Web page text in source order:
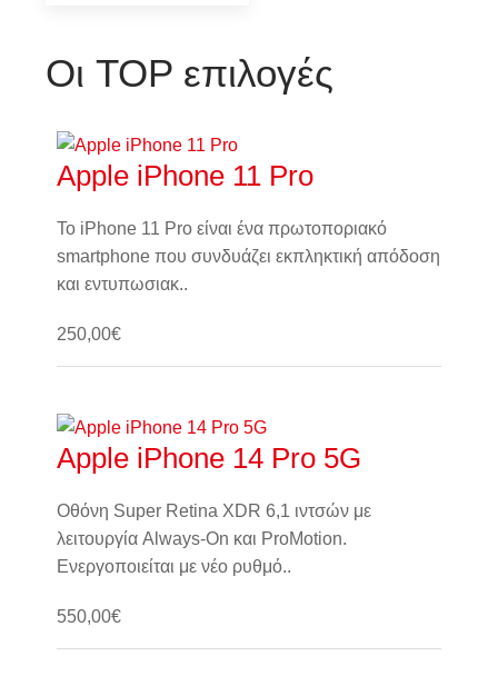
Οι TOP επιλογές
Apple iPhone 11 Pro
Το iPhone 11 Pro είναι ένα πρωτοποριακό
smartphone που συνδυάζει εκπληκτική απόδοση
και εντυπωσιακ..
250,00€
Apple iPhone 14 Pro 5G
Οθόνη Super Retina XDR 6,1 ιντσών με
λειτουργία Always-On και ProMotion.
Ενεργοποιείται με νέο ρυθμό..
550,00€